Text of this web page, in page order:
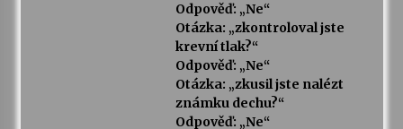
Odpověď: „Ne“
Otázka: „zkontroloval jste
krevní tlak?“
Odpověď: „Ne“
Otázka: „zkusil jste nalézt
známku dechu?“
Odpověď: „Ne“